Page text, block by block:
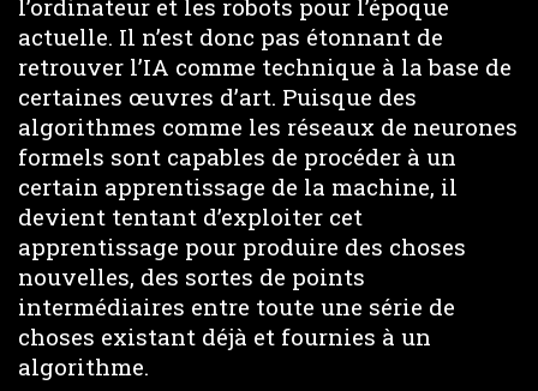
l’ordinateur et les robots pour l’époque
actuelle. Il n’est donc pas étonnant de
retrouver l’IA comme technique à la base de
certaines œuvres d’art. Puisque des
algorithmes comme les réseaux de neurones
formels sont capables de procéder à un
certain apprentissage de la machine, il
devient tentant d’exploiter cet
apprentissage pour produire des choses
nouvelles, des sortes de points
intermédiaires entre toute une série de
choses existant déjà et fournies à un
algorithme.